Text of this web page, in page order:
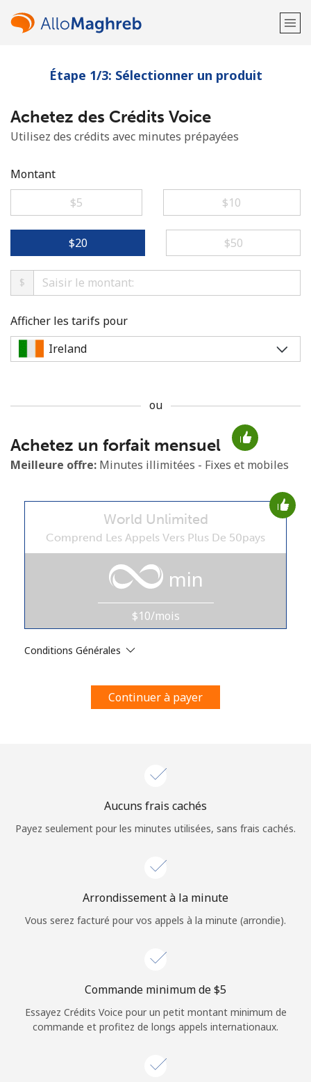
Bienvenue!
Vous avez déjà un compte?Connectez-vous →
Aucun mot de passe créé
8 caractères minimum
Une lettre majuscule et une lettre minuscule
En créant un compte sur ce site, j'accepte les présentes
Rappel du mot de passe →
Continue avec
Étape 1/3: Sélectionner un produit
Achetez des Crédits Voice
Utilisez des crédits avec minutes prépayées
Montant
⁦$5⁩
⁦$10⁩
⁦$20⁩ ⁦$50⁩
$
Afficher les tarifs pour
ou
Achetez un forfait mensuel
Meilleure offre: Minutes illimitées - Fixes et mobiles
World Unlimited
Comprend Les Appels Vers Plus De 50pays
min
$10/mois
Conditions Générales
Continuer à payer
Aucuns frais cachés
Payez seulement pour les minutes utilisées, sans frais cachés.
Arrondissement à la minute
Vous serez facturé pour vos appels à la minute (arrondie).
Commande minimum de ⁦$5⁩
Essayez Crédits Voice pour un petit montant minimum de
commande et profitez de longs appels internationaux.